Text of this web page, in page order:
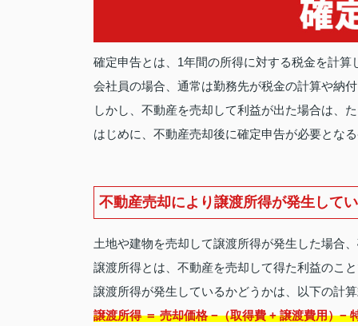
確定申告とは、1年間の所得に対する税金を計
会社員の場合、通常は勤務先が税金の計算や納
しかし、不動産を売却して利益が出た場合は、
はじめに、不動産売却後に確定申告が必要とな
不動産売却により譲渡所得が発生して
土地や建物を売却して譲渡所得が発生した場合
譲渡所得とは、不動産を売却して得た利益のこ
譲渡所得が発生しているかどうかは、以下の計
譲渡所得 ＝ 売却価格 −（取得費 + 譲渡費用）−